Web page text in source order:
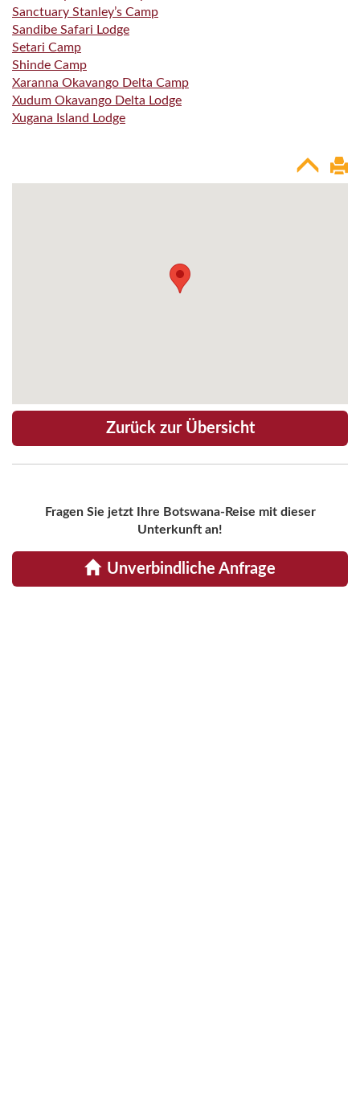
Sanctuary Stanley’s Camp
Sandibe Safari Lodge
Setari Camp
Shinde Camp
Xaranna Okavango Delta Camp
Xudum Okavango Delta Lodge
Xugana Island Lodge
Zurück zur Übersicht
Fragen Sie jetzt Ihre Botswana-Reise mit dieser
Unterkunft an!
Unverbindliche Anfrage